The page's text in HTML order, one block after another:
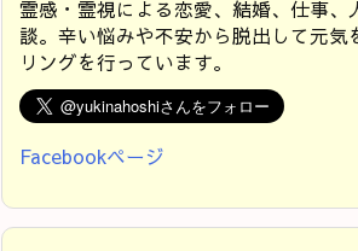
霊感・霊視による恋愛、結婚、仕事、
談。辛い悩みや不安から脱出して元気
リングを行っています。
Facebookページ